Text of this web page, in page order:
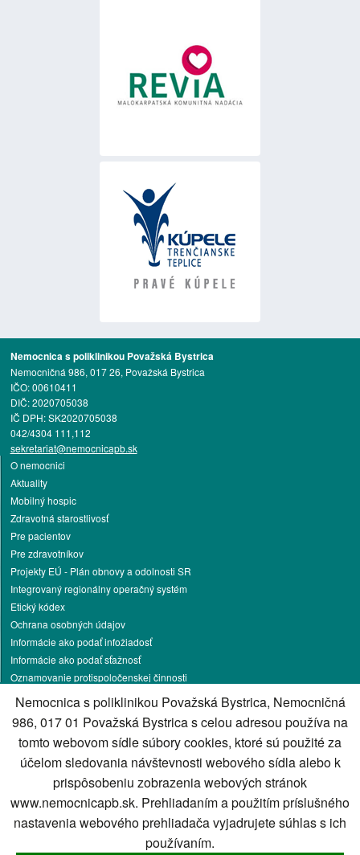
Nemocnica s poliklinikou Považská Bystrica
Nemocničná 986, 017 26, Považská Bystrica
IČO: 00610411
DIČ: 2020705038
IČ DPH: SK2020705038
042/4304 111,112
sekretariat@nemocnicapb.sk
O nemocnici
Aktuality
Mobilný hospic
Zdravotná starostlivosť
Pre pacientov
Pre zdravotníkov
Projekty EÚ - Plán obnovy a odolnosti SR
Integrovaný regionálny operačný systém
Etický kódex
Ochrana osobných údajov
Informácie ako podať infožiadosť
Informácie ako podať sťažnosť
Oznamovanie protispoločenskej činnosti
Pracovné príležitosti
Podnikateľská činnosť
Darcovstvo krvi
Parkovanie
Energetika
Správca obsahu
Technický prevádzkovateľ
Nemocnica s poliklinikou Považská Bystrica, Nemocničná
986, 017 01 Považská Bystrica s celou adresou používa na
tomto webovom sídle súbory cookies, ktoré sú použité za
účelom sledovania návštevnosti webového sídla alebo k
prispôsobeniu zobrazenia webových stránok
www.nemocnicapb.sk. Prehliadaním a použitím príslušného
nastavenia webového prehliadača vyjadrujete súhlas s ich
používaním.